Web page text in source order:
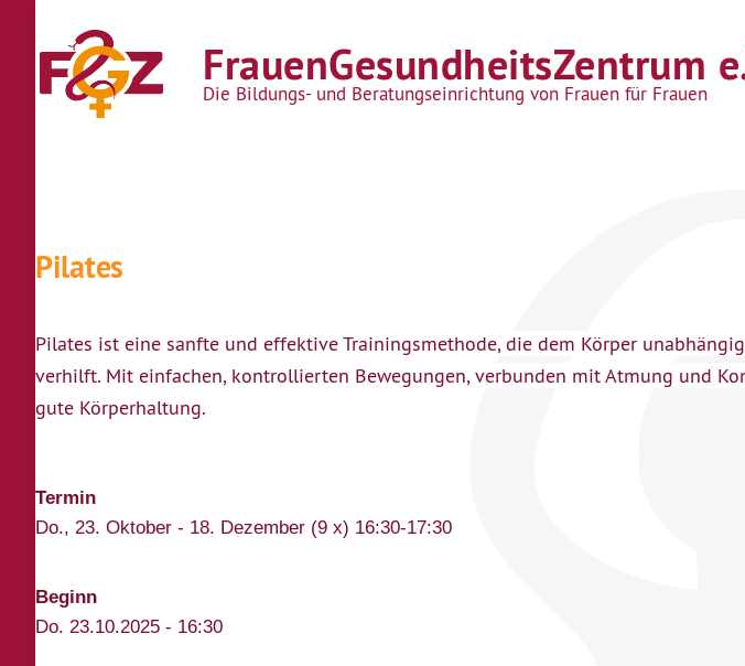
FrauenGesundheitsZentrum
Die Bildungs- und Beratungseinrichtung von Frauen für Frauen
Pilates
Pilates ist eine sanfte und effektive Trainingsmethode, die dem Körper
verhilft. Mit einfachen, kontrollierten Bewegungen, verbunden mit Atmung und
gute Körperhaltung.
Termin
Do., 23. Oktober - 18. Dezember (9 x) 16:30-17:30
Beginn
Do. 23.10.2025 - 16:30